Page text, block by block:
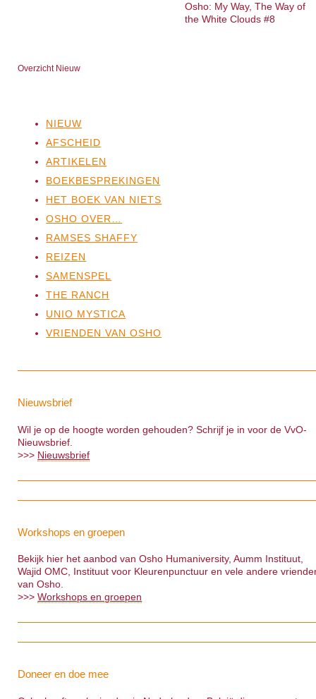
Osho: My Way, The Way of
the White Clouds #8
Overzicht Nieuw
NIEUW
AFSCHEID
ARTIKELEN
BOEKBESPREKINGEN
HET BOEK VAN NIETS
OSHO OVER…
RAMSES SHAFFY
REIZEN
SAMENSPEL
THE RANCH
UNIO MYSTICA
VRIENDEN VAN OSHO
Nieuwsbrief
Wil je op de hoogte worden gehouden? Schrijf je in voor de VvO-
Nieuwsbrief.
>>> Nieuwsbrief
Workshops en groepen
Bekijk hier het aanbod van Osho Humaniversity, Aumm Instituut,
Wajid OMC, Instituut voor Kleurenpunctuur en vele andere
van Osho.
>>>Workshops en groepen
Doneer en doe mee